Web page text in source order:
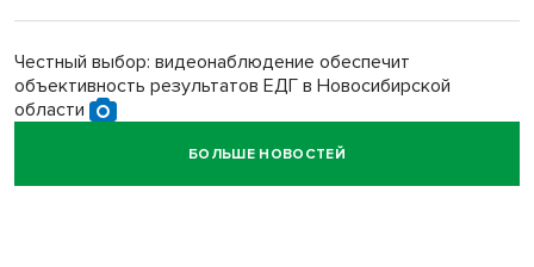
Честный выбор: видеонаблюдение обеспечит
объективность результатов ЕДГ в Новосибирской
области
Кибертанки пошли в бой: «Ростелеком» объявляет
БОЛЬШЕ НОВОСТЕЙ